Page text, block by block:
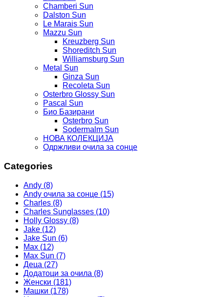
Chamberi Sun
Dalston Sun
Le Marais Sun
Mazzu Sun
Kreuzberg Sun
Shoreditch Sun
Williamsburg Sun
Metal Sun
Ginza Sun
Recoleta Sun
Osterbro Glossy Sun
Pascal Sun
Био Базирани
Osterbro Sun
Sodermalm Sun
НОВА КОЛЕКЦИЈА
Одржливи очила за сонце
Categories
Andy (8)
Andy очила за сонце (15)
Charles (8)
Charles Sunglasses (10)
Holly Glossy (8)
Jake (12)
Jake Sun (6)
Max (12)
Max Sun (7)
Деца (27)
Додатоци за очила (8)
Женски (181)
Машки (178)